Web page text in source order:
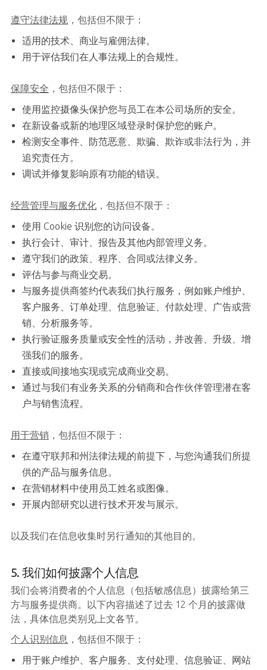
遵守法律法规，包括但不限于：
适用的技术、商业与雇佣法律。
用于评估我们在人事法规上的合规性。
保障安全 ，包括但不限于：
使用监控摄像头保护您与员工在本公司场所的安全。
在新设备或新的地理区域登录时保护您的账户。
检测安全事件、防范恶意、欺骗、欺诈或非法行为，并
追究责任方。
调试并修复影响原有功能的错误。
经营管理与服务优化，包括但不限于：
使用 Cookie 识别您的访问设备。
执行会计、审计、报告及其他内部管理义务。
遵守我们的政策、程序、合同或法律义务。
评估与参与商业交易。
与服务提供商签约代表我们执行服务，例如账户维护、
客户服务、订单处理、信息验证、付款处理、广告或营
销、分析服务等。
执行验证服务质量或安全性的活动，并改善、升级、增
强我们的服务。
直接或间接地实现或完成商业交易。
通过与我们有业务关系的分销商和合作伙伴管理潜在客
户与销售流程。
用于营销 ，包括但不限于：
在遵守联邦和州法律法规的前提下，与您沟通我们所提
供的产品与服务信息。
在营销材料中使用员工姓名或图像。
开展内部研究以进行技术开发与展示。
以及我们在信息收集时另行通知的其他目的。
5. 我们如何披露个人信息
我们会将消费者的个人信息（包括敏感信息）披露给第三
方与服务提供商。以下内容描述了过去 12 个月的披露做
法，具体信息类别见上文各节。
个人识别信息 ，包括但不限于：
用于账户维护、客户服务、支付处理、信息验证、网站